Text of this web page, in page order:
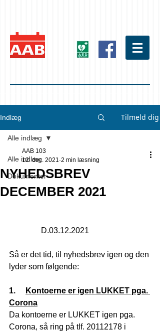
Indlæg Tilmeld dig
Alle indlæg
Dokumenter
Alle indlæg
NYHEDSBREV
DECEMBER 2021
AAB 103
12. dec. 2021 2 min læsning
                D.03.12.2021
Så er det tid, til nyhedsbrev igen og den
lyder som følgende:
1.
Kontoerne er igen LUKKET pga.
Corona
Da kontoerne er LUKKET igen pga.
Corona, så ring på tlf. 20112178 i